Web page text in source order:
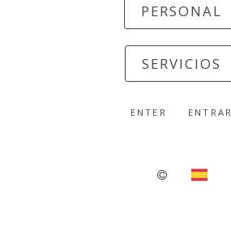
PERSONAL
SERVICIOS
ENTER ENTRAR